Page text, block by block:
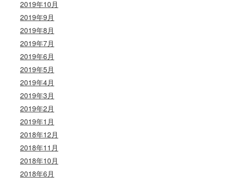
2019年10月
2019年9月
2019年8月
2019年7月
2019年6月
2019年5月
2019年4月
2019年3月
2019年2月
2019年1月
2018年12月
2018年11月
2018年10月
2018年6月